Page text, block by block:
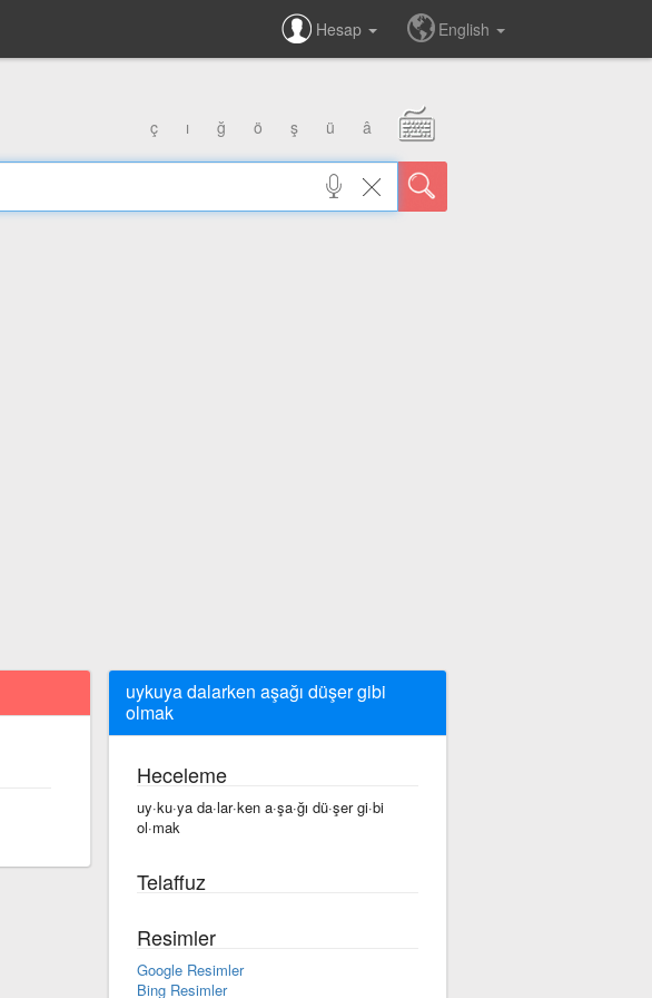
Hesap English
ç ı ğ ö ş ü â
uykuya dalarken aşağı düşer gibi
olmak
Heceleme
uy·ku·ya da·lar·ken a·şa·ğı dü·şer gi·bi
ol·mak
Telaffuz
Resimler
Google Resimler
Bing Resimler